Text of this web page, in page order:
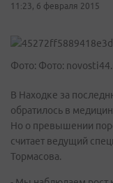
11:23, 6 февраля 2015
Фото: Фото:
В Находке за
обратилось в
Но о превышении
считает ведущий
Тормасова.